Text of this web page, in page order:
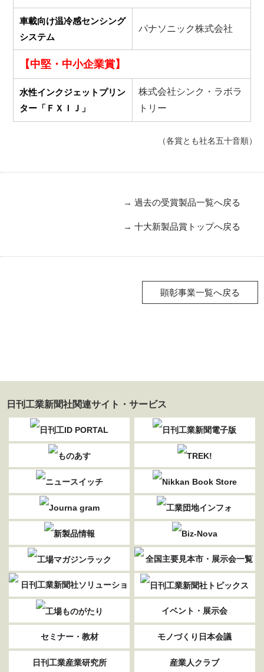
車載向け温冷感センシング
システム
パナソニック株式会社
【中堅・中小企業賞】
水性インクジェットプリン
ター「ＦＸＩＪ」
株式会社シンク・ラボラ
トリー
（各賞とも社名五十音順）
→ 過去の受賞製品一覧へ戻る
→ 十大新製品賞トップへ戻る
顕彰事業一覧へ戻る
日刊工業新聞社関連サイト・サービス
イベント・展示会
セミナー・教材 モノづくり日本会議
日刊工業産業研究所 産業人クラブ